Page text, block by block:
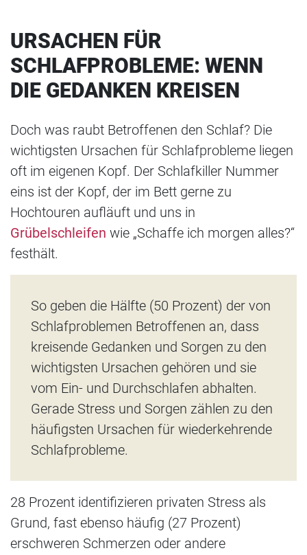
URSACHEN FÜR
SCHLAFPROBLEME: WENN
DIE GEDANKEN KREISEN
Doch was raubt Betroffenen den Schlaf? Die
wichtigsten Ursachen für Schlafprobleme liegen
oft im eigenen Kopf. Der Schlafkiller Nummer
eins ist der Kopf, der im Bett gerne zu
Hochtouren aufläuft und uns in
Grübelschleifen wie „Schaffe ich morgen alles?“
festhält.
So geben die Hälfte (50 Prozent) der von
Schlafproblemen Betroffenen an, dass
kreisende Gedanken und Sorgen zu den
wichtigsten Ursachen gehören und sie
vom Ein- und Durchschlafen abhalten.
Gerade Stress und Sorgen zählen zu den
häufigsten Ursachen für wiederkehrende
Schlafprobleme.
28 Prozent identifizieren privaten Stress als
Grund, fast ebenso häufig (27 Prozent)
erschweren Schmerzen oder andere